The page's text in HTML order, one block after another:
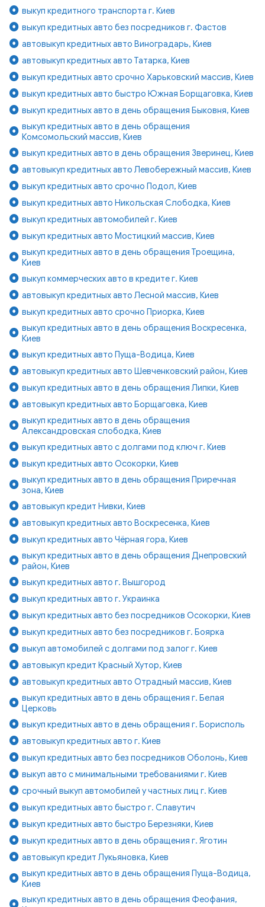
выкуп кредитного транспорта г. Киев
выкуп кредитных авто без посредников г. Фастов
автовыкуп кредитных авто Виноградарь, Киев
автовыкуп кредитных авто Татарка, Киев
выкуп кредитных авто срочно Харьковский массив, Киев
выкуп кредитных авто быстро Южная Борщаговка, Киев
выкуп кредитных авто в день обращения Быковня, Киев
выкуп кредитных авто в день обращения
Комсомольский массив, Киев
выкуп кредитных авто в день обращения Зверинец, Киев
автовыкуп кредитных авто Левобережный массив, Киев
выкуп кредитных авто срочно Подол, Киев
выкуп кредитных авто Никольская Слободка, Киев
выкуп кредитных автомобилей г. Киев
выкуп кредитных авто Мостицкий массив, Киев
выкуп кредитных авто в день обращения Троещина,
Киев
выкуп коммерческих авто в кредите г. Киев
автовыкуп кредитных авто Лесной массив, Киев
выкуп кредитных авто срочно Приорка, Киев
выкуп кредитных авто в день обращения Воскресенка,
Киев
выкуп кредитных авто Пуща-Водица, Киев
автовыкуп кредитных авто Шевченковский район, Киев
выкуп кредитных авто в день обращения Липки, Киев
автовыкуп кредитных авто Борщаговка, Киев
выкуп кредитных авто в день обращения
Александровская слободка, Киев
выкуп кредитных авто с долгами под ключ г. Киев
выкуп кредитных авто Осокорки, Киев
выкуп кредитных авто в день обращения Приречная
зона, Киев
автовыкуп кредит Нивки, Киев
автовыкуп кредитных авто Воскресенка, Киев
выкуп кредитных авто Чёрная гора, Киев
выкуп кредитных авто в день обращения Днепровский
район, Киев
выкуп кредитных авто г. Вышгород
выкуп кредитных авто г. Украинка
выкуп кредитных авто без посредников Осокорки, Киев
выкуп кредитных авто без посредников г. Боярка
выкуп автомобилей с долгами под залог г. Киев
автовыкуп кредит Красный Хутор, Киев
автовыкуп кредитных авто Отрадный массив, Киев
выкуп кредитных авто в день обращения г. Белая
Церковь
выкуп кредитных авто в день обращения г. Борисполь
автовыкуп кредитных авто г. Киев
выкуп кредитных авто без посредников Оболонь, Киев
выкуп авто с минимальными требованиями г. Киев
срочный выкуп автомобилей у частных лиц г. Киев
выкуп кредитных авто быстро г. Славутич
выкуп кредитных авто быстро Березняки, Киев
выкуп кредитных авто в день обращения г. Яготин
автовыкуп кредит Лукьяновка, Киев
выкуп кредитных авто в день обращения Пуща-Водица,
Киев
выкуп кредитных авто в день обращения Феофания,